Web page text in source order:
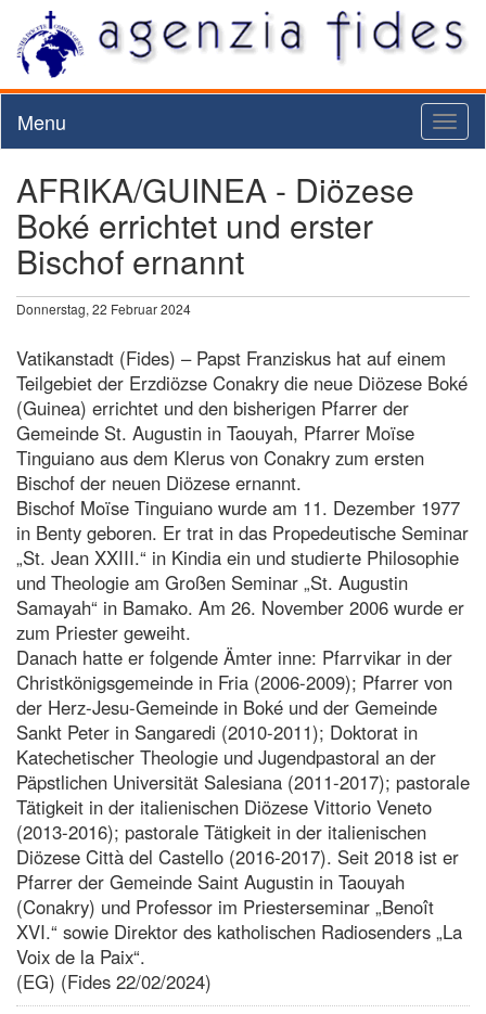
Menu
AFRIKA/GUINEA - Diözese
Boké errichtet und erster
Bischof ernannt
Donnerstag, 22 Februar 2024
Vatikanstadt (Fides) – Papst Franziskus hat auf einem
Teilgebiet der Erzdiözse Conakry die neue Diözese Boké
(Guinea) errichtet und den bisherigen Pfarrer der
Gemeinde St. Augustin in Taouyah, Pfarrer Moïse
Tinguiano aus dem Klerus von Conakry zum ersten
Bischof der neuen Diözese ernannt.
Bischof Moïse Tinguiano wurde am 11. Dezember 1977
in Benty geboren. Er trat in das Propedeutische Seminar
„St. Jean XXIII.“ in Kindia ein und studierte Philosophie
und Theologie am Großen Seminar „St. Augustin
Samayah“ in Bamako. Am 26. November 2006 wurde er
zum Priester geweiht.
Danach hatte er folgende Ämter inne: Pfarrvikar in der
Christkönigsgemeinde in Fria (2006-2009); Pfarrer von
der Herz-Jesu-Gemeinde in Boké und der Gemeinde
Sankt Peter in Sangaredi (2010-2011); Doktorat in
Katechetischer Theologie und Jugendpastoral an der
Päpstlichen Universität Salesiana (2011-2017); pastorale
Tätigkeit in der italienischen Diözese Vittorio Veneto
(2013-2016); pastorale Tätigkeit in der italienischen
Diözese Città del Castello (2016-2017). Seit 2018 ist er
Pfarrer der Gemeinde Saint Augustin in Taouyah
(Conakry) und Professor im Priesterseminar „Benoît
XVI.“ sowie Direktor des katholischen Radiosenders „La
Voix de la Paix“.
(EG) (Fides 22/02/2024)